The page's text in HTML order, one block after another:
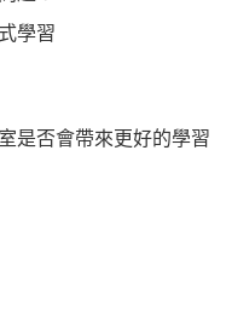
學習
是否會帶來更好的學習